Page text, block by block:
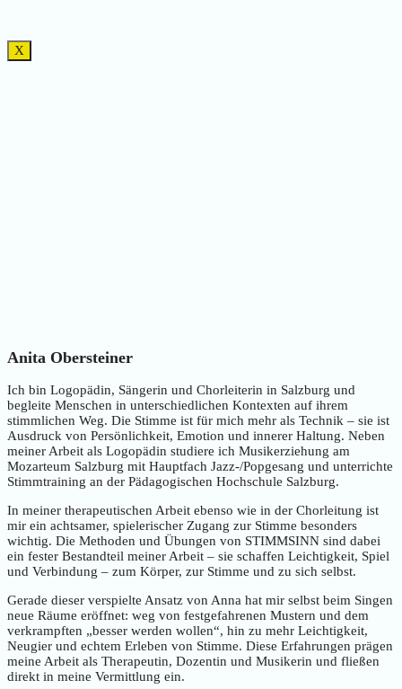
X
Anita Obersteiner
Ich bin Logopädin, Sängerin und Chorleiterin in Salzburg und
begleite Menschen in unterschiedlichen Kontexten auf ihrem
stimmlichen Weg. Die Stimme ist für mich mehr als Technik – sie ist
Ausdruck von Persönlichkeit, Emotion und innerer Haltung. Neben
meiner Arbeit als Logopädin studiere ich Musikerziehung am
Mozarteum Salzburg mit Hauptfach Jazz-/Popgesang und unterrichte
Stimmtraining an der Pädagogischen Hochschule Salzburg.
In meiner therapeutischen Arbeit ebenso wie in der Chorleitung ist
mir ein achtsamer, spielerischer Zugang zur Stimme besonders
wichtig. Die Methoden und Übungen von STIMMSINN sind dabei
ein fester Bestandteil meiner Arbeit – sie schaffen Leichtigkeit, Spiel
und Verbindung – zum Körper, zur Stimme und zu sich selbst.
Gerade dieser verspielte Ansatz von Anna hat mir selbst beim Singen
neue Räume eröffnet: weg von festgefahrenen Mustern und dem
verkrampften „besser werden wollen“, hin zu mehr Leichtigkeit,
Neugier und echtem Erleben von Stimme. Diese Erfahrungen prägen
meine Arbeit als Therapeutin, Dozentin und Musikerin und fließen
direkt in meine Vermittlung ein.